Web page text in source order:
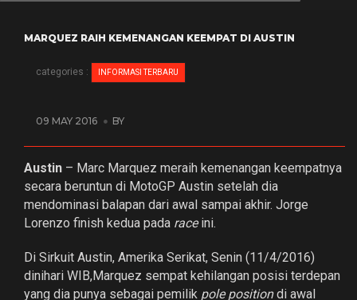
MARQUEZ RAIH KEMENANGAN KEEMPAT DI AUSTIN
categories : INFORMASI TERBARU
09 MAY 2016 BY
Austin – Marc Marquez meraih kemenangan keempatnya
secara beruntun di MotoGP Austin setelah dia
mendominasi balapan dari awal sampai akhir. Jorge
Lorenzo finish kedua pada raceini.
Di Sirkuit Austin, Amerika Serikat, Senin (11/4/2016)
dinihari WIB,Marquez sempat kehilangan posisi terdepan
yang dia punya sebagai pemilik pole positiondi awal